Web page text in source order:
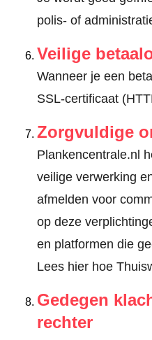
polis- of
Veilige
Wanneer je een
SSL-certificaat
Zorgvuldige
Plankencentrale.nl
veilige verwerking
afmelden voor
op deze
en platformen die
Lees hier hoe
Gedegen
rechter